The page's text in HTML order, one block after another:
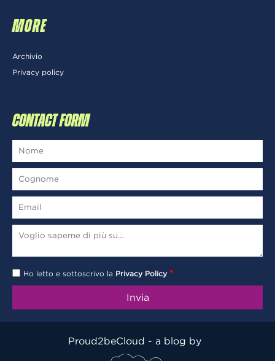
MORE
Archivio
Privacy policy
CONTACT FORM
Ho letto e sottoscrivo la Privacy Policy *
Proud2beCloud - a blog by